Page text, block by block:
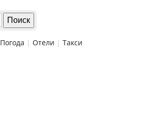
Погода | Отели | Такси